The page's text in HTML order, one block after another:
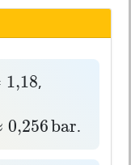
1,18
,18 ,
0,256bar
bar .